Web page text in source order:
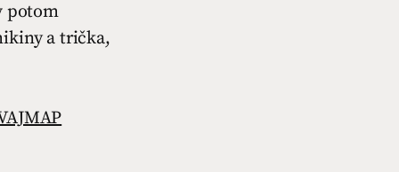
potom
a trička,